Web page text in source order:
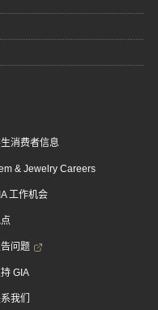
消费者信息
& Jewelry Careers
工作机会
问题
GIA
我们